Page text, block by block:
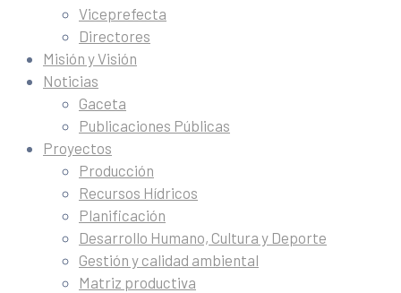
Viceprefecta
Directores
Misión y Visión
Noticias
Gaceta
Publicaciones Públicas
Proyectos
Producción
Recursos Hídricos
Planificación
Desarrollo Humano, Cultura y Deporte
Gestión y calidad ambiental
Matriz productiva